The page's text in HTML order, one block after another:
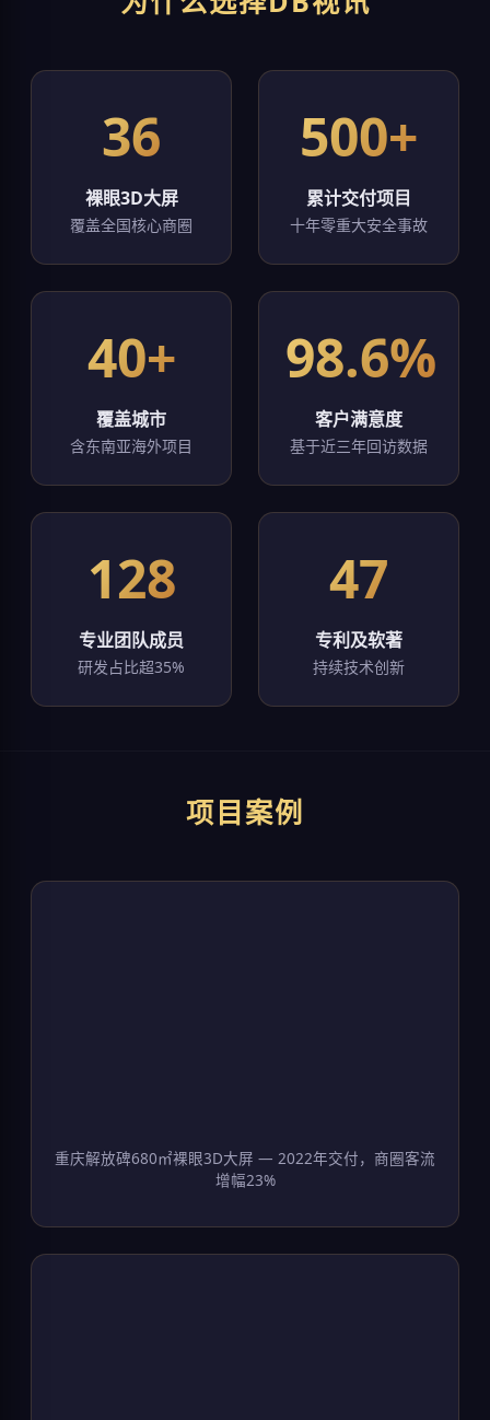
36
裸眼3D大屏
覆盖全国核心商圈
500+
累计交付项目
十年零重大安全事故
40+
覆盖城市
含东南亚海外项目
98.6%
客户满意度
基于近三年回访数据
128
专业团队成员
研发占比超35%
47
专利及软著
持续技术创新
项目案例
重庆解放碑680㎡裸眼3D大屏 — 2022年交付，商圈客流
增幅23%